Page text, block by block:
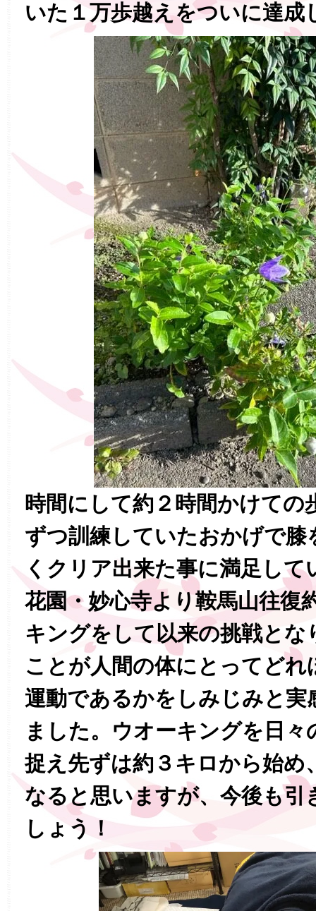
いた１万歩越えをついに達成
時間にして約２時間かけての
ずつ訓練していたおかげで膝
くクリア出来た事に満足して
花園・妙心寺より鞍馬山往復
キングをして以来の挑戦とな
ことが人間の体にとってどれ
運動であるかをしみじみと実
ました。ウオーキングを日々
捉え先ずは約３キロから始め
なると思いますが、今後も引
しょう！